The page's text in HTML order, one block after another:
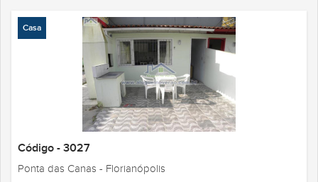
Casa
Código - 3027
Ponta das Canas - Florianópolis